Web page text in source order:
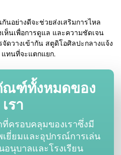
นอย่างดีจะช่วยส่งเสริมการไหล
ห็นเพื่อการดูแล และความชัดเจน
ดวางเข้ากัน สตูดิโอศิลปะกลางแจ้ง
ทนที่จะแตกแยก.
ฑ์ทั้งหมดของ
เรา
ครอบคลุมของเราซึ่งมี
ยี่ยมและอุปกรณ์การเล่น
อนุบาลและโรงเรียน